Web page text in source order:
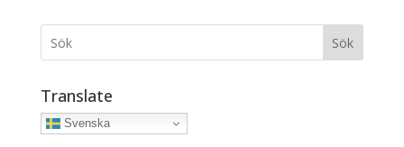
Sök
Translate
Svenska